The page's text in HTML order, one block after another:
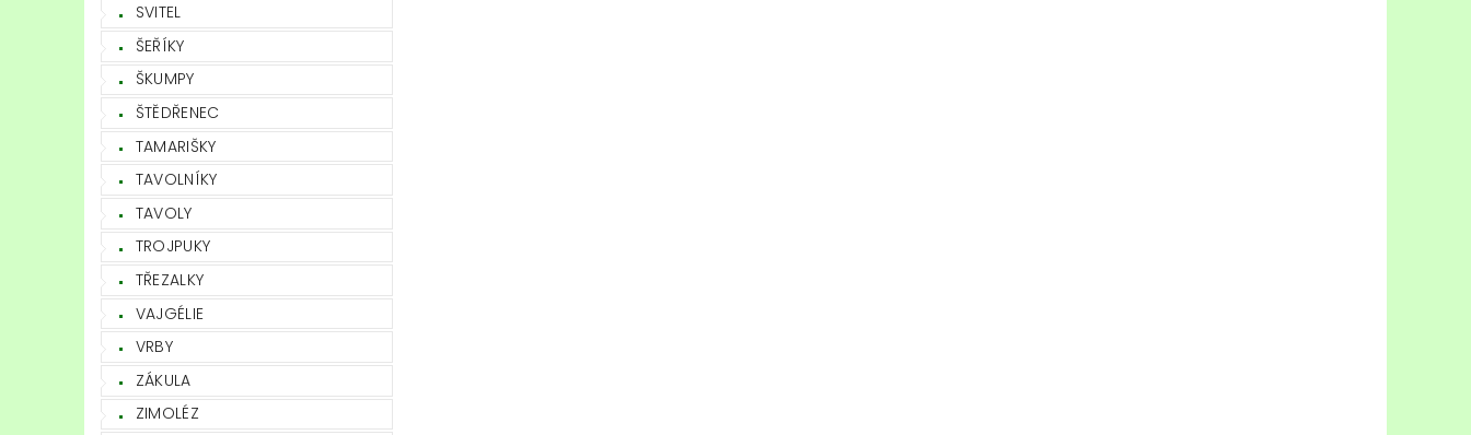
SVITEL
ŠEŘÍKY
ŠKUMPY
ŠTĚDŘENEC
TAMARIŠKY
TAVOLNÍKY
TAVOLY
TROJPUKY
TŘEZALKY
VAJGÉLIE
VRBY
ZÁKULA
ZIMOLÉZ